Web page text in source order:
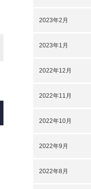
2023年2月
2023年1月
2022年12月
2022年11月
2022年10月
2022年9月
2022年8月